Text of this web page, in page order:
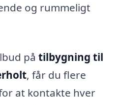
og rummeligt
på tilbygning til
, får du flere
at kontakte hver